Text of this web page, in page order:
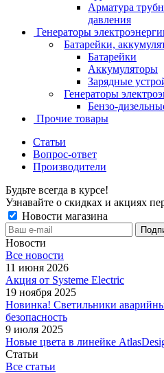
Арматура
давления
Генераторы
Батарейки,
Батарейки
Аккумуляторы
Зарядные
Генераторы
Бензо-
Прочие товары
Статьи
Вопрос-ответ
Производители
Будьте всегда в курсе!
Узнавайте о скидках и акциях
Новости магазина
Новости
Все новости
11 июня 2026
Акция от Systeme Electric
19 ноября 2025
Новинка! Светильники
безопасность
9 июля 2025
Новые цвета в линейке
Статьи
Все статьи